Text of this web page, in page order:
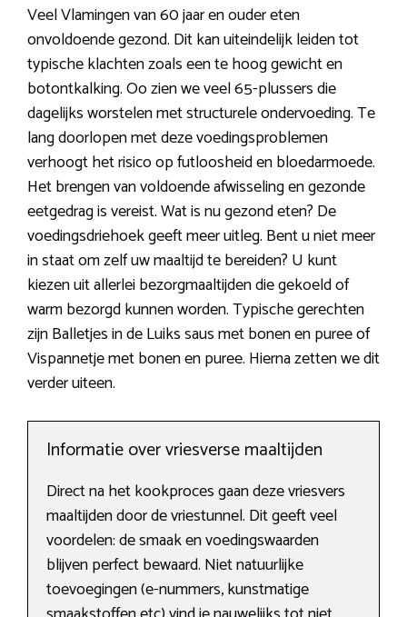
Veel Vlamingen van 60 jaar en ouder eten
onvoldoende gezond. Dit kan uiteindelijk leiden tot
typische klachten zoals een te hoog gewicht en
botontkalking. Oo zien we veel 65-plussers die
dagelijks worstelen met structurele ondervoeding. Te
lang doorlopen met deze voedingsproblemen
verhoogt het risico op futloosheid en bloedarmoede.
Het brengen van voldoende afwisseling en gezonde
eetgedrag is vereist. Wat is nu gezond eten? De
voedingsdriehoek geeft meer uitleg. Bent u niet meer
in staat om zelf uw maaltijd te bereiden? U kunt
kiezen uit allerlei bezorgmaaltijden die gekoeld of
warm bezorgd kunnen worden. Typische gerechten
zijn Balletjes in de Luiks saus met bonen en puree of
Vispannetje met bonen en puree. Hierna zetten we dit
verder uiteen.
Informatie over vriesverse maaltijden
Direct na het kookproces gaan deze vriesvers
maaltijden door de vriestunnel. Dit geeft veel
voordelen: de smaak en voedingswaarden
blijven perfect bewaard. Niet natuurlijke
toevoegingen (e-nummers, kunstmatige